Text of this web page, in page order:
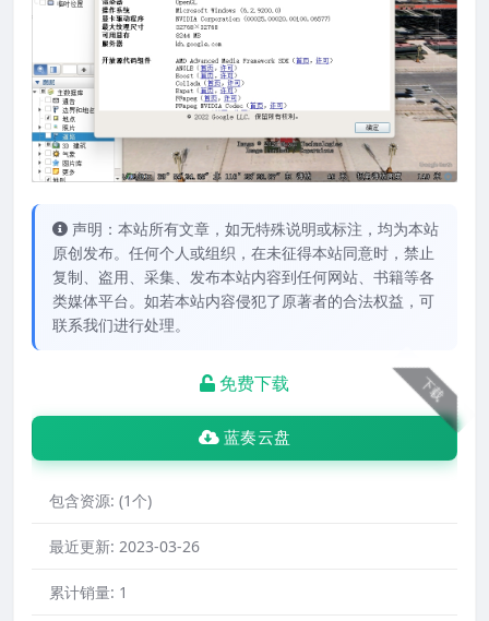
声明：本站所有文章，如无特殊说明或标注，均为本站
原创发布。任何个人或组织，在未征得本站同意时，禁止
复制、盗用、采集、发布本站内容到任何网站、书籍等各
类媒体平台。如若本站内容侵犯了原著者的合法权益，可
联系我们进行处理。
下载
免费下载
蓝奏云盘
包含资源: (1个)
最近更新: 2023-03-26
累计销量: 1